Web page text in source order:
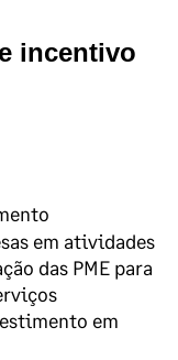
incentivo
em atividades
das PME para
em